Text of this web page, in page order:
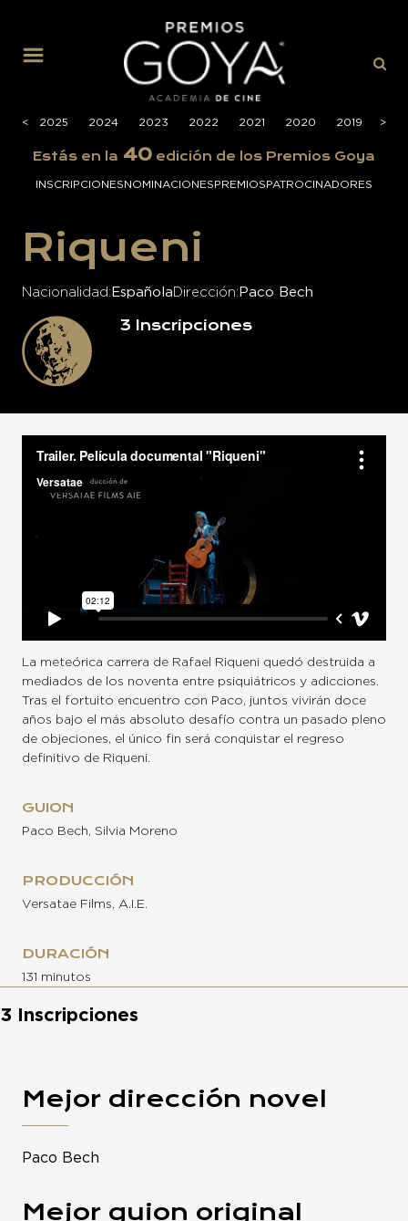
< 2025 2024 2023 2022 2021 2020 2019 2018
>
Estás en la 40 edición de los Premios Goya
INSCRIPCIONESNOMINACIONESPREMIOSPATROCINADORES
Riqueni
Nacionalidad Española Dirección Paco Bech
3 Inscripciones
La meteórica carrera de Rafael Riqueni quedó destruida a
mediados de los noventa entre psiquiátricos y adicciones.
Tras el fortuito encuentro con Paco, juntos vivirán doce
años bajo el más absoluto desafío contra un pasado pleno
de objeciones, el único fin será conquistar el regreso
definitivo de Riqueni.
GUION
Paco Bech, Silvia Moreno
PRODUCCIÓN
Versatae Films, A.I.E.
DURACIÓN
131 minutos
3 Inscripciones
Mejor dirección novel
Paco Bech
Mejor guion original